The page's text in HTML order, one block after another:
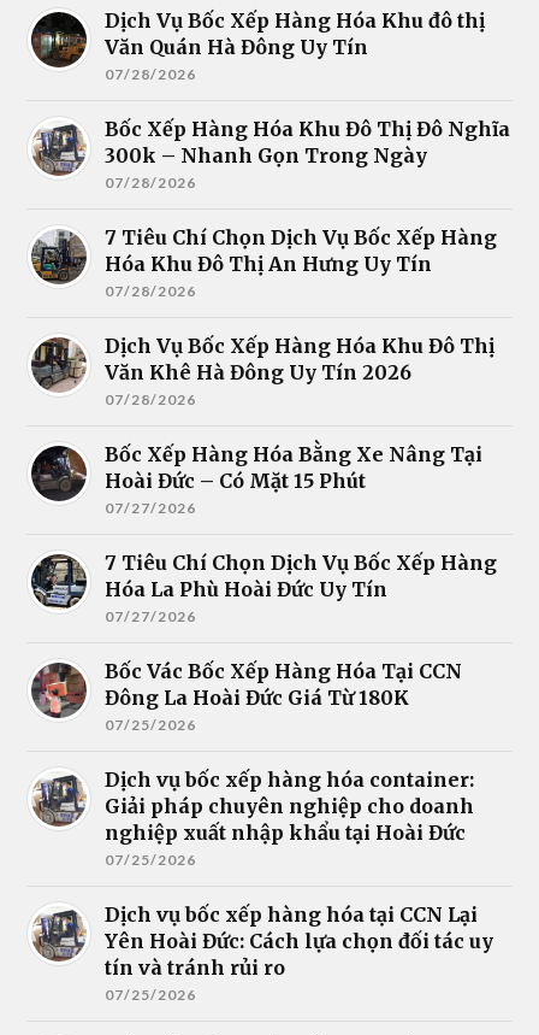
Dịch Vụ Bốc Xếp Hàng Hóa Khu đô thị
Văn Quán Hà Đông Uy Tín
07/28/2026
Bốc Xếp Hàng Hóa Khu Đô Thị Đô Nghĩa
300k – Nhanh Gọn Trong Ngày
07/28/2026
7 Tiêu Chí Chọn Dịch Vụ Bốc Xếp Hàng
Hóa Khu Đô Thị An Hưng Uy Tín
07/28/2026
Dịch Vụ Bốc Xếp Hàng Hóa Khu Đô Thị
Văn Khê Hà Đông Uy Tín 2026
07/28/2026
Bốc Xếp Hàng Hóa Bằng Xe Nâng Tại
Hoài Đức – Có Mặt 15 Phút
07/27/2026
7 Tiêu Chí Chọn Dịch Vụ Bốc Xếp Hàng
Hóa La Phù Hoài Đức Uy Tín
07/27/2026
Bốc Vác Bốc Xếp Hàng Hóa Tại CCN
Đông La Hoài Đức Giá Từ 180K
07/25/2026
Dịch vụ bốc xếp hàng hóa container:
Giải pháp chuyên nghiệp cho doanh
nghiệp xuất nhập khẩu tại Hoài Đức
07/25/2026
Dịch vụ bốc xếp hàng hóa tại CCN Lại
Yên Hoài Đức: Cách lựa chọn đối tác uy
tín và tránh rủi ro
07/25/2026